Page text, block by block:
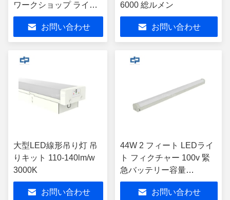
ワークショップ ライト
フィッティング
お問い合わせ
6000 総ルメン
お問い合わせ
大型LED線形吊り灯 吊
りキット 110-140lm/w
3000K
お問い合わせ
44W 2 フィート LEDライ
ト フィクチャー 100v 緊
急バッテリー容量
1500mAh
お問い合わせ